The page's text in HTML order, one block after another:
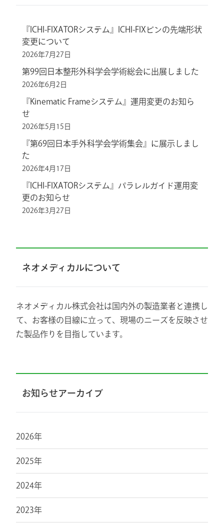
『ICHI-FIXATORシステム』ICHI-FIXピンの先端形状
変更について
2026年7月27日
第99回日本整形外科学会学術総会に出展しました
2026年6月2日
『Kinematic Frameシステム』運用変更のお知ら
せ
2026年5月15日
『第69回日本手外科学会学術集会』に展示しまし
た
2026年4月17日
『ICHI-FIXATORシステム』パラレルガイド運用変
更のお知らせ
2026年3月27日
ネオメディカルについて
ネオメディカル株式会社は国内外の製造業者と連携し
て、お客様の目線に立って、現場のニーズを反映させ
た製品作りを目指しています。
お知らせアーカイブ
2026年
2025年
2024年
2023年